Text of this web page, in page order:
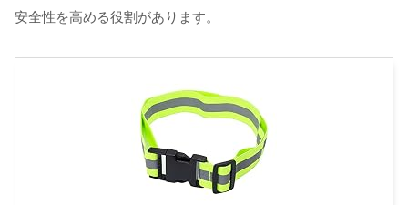
安全性を高める役割があります。